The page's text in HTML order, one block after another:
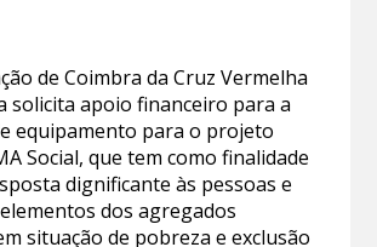
de Coimbra da Cruz Vermelha
solicita apoio financeiro para a
equipamento para o projeto
Social, que tem como finalidade
dignificante às pessoas e
dos agregados
situação de pobreza e exclusão